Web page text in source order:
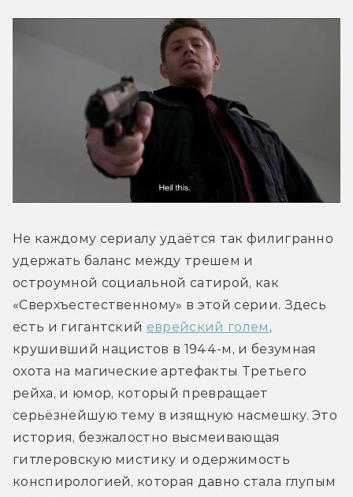
Не каждому сериалу удаётся так филигранно
удержать баланс между трешем и
остроумной социальной сатирой, как
«Сверхъестественному» в этой серии. Здесь
есть и гигантский еврейский голем ,
крушивший нацистов в 1944-м, и безумная
охота на магические артефакты Третьего
рейха, и юмор, который превращает
серьёзнейшую тему в изящную насмешку. Это
история, безжалостно высмеивающая
гитлеровскую мистику и одержимость
конспирологией, которая давно стала глупым